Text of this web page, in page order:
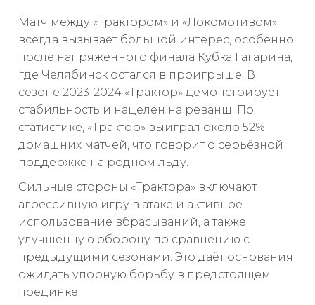
Матч между «Трактором» и «Локомотивом»
всегда вызывает большой интерес, особенно
после напряжённого финала Кубка Гагарина,
где Челябинск остался в проигрыше. В
сезоне 2023-2024 «Трактор» демонстрирует
стабильность и нацелен на реванш. По
статистике, «Трактор» выиграл около 52%
домашних матчей, что говорит о серьёзной
поддержке на родном льду.
Сильные стороны «Трактора» включают
агрессивную игру в атаке и активное
использование вбрасываний, а также
улучшенную оборону по сравнению с
предыдущими сезонами. Это даёт основания
ожидать упорную борьбу в предстоящем
поединке.